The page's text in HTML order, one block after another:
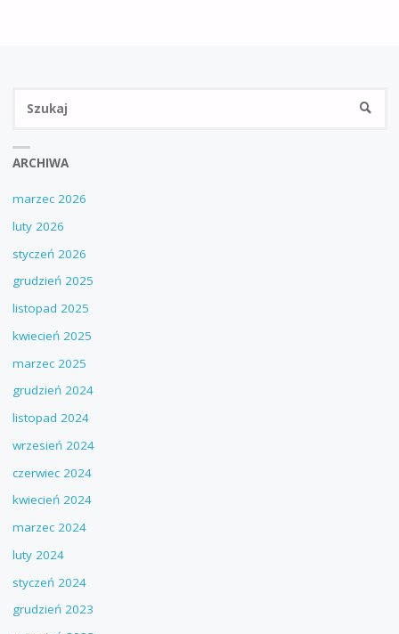
ARCHIWA
marzec 2026
luty 2026
styczeń 2026
grudzień 2025
listopad 2025
kwiecień 2025
marzec 2025
grudzień 2024
listopad 2024
wrzesień 2024
czerwiec 2024
kwiecień 2024
marzec 2024
luty 2024
styczeń 2024
grudzień 2023